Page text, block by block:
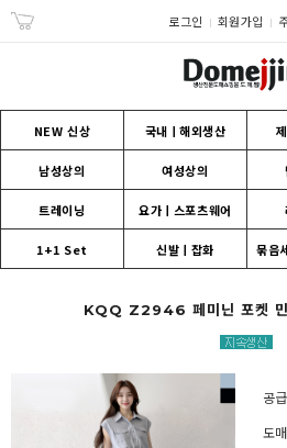
로그인 회원가입
NEW 신상 국내ㅣ해외생산
남성상의 여성상의
트레이닝 요가ㅣ스포츠웨어
1+1 Set 신발ㅣ잡화 묶음
KQQ Z2946 페미닌 포켓 민
공
도